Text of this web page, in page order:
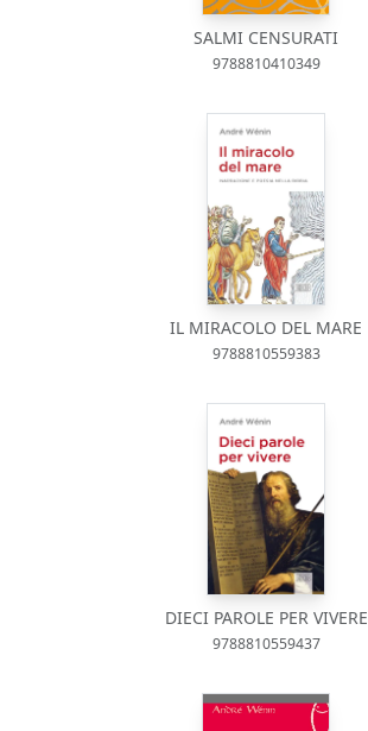
SALMI CENSURATI
9788810410349
IL MIRACOLO DEL MARE
9788810559383
DIECI PAROLE PER VIVERE
9788810559437